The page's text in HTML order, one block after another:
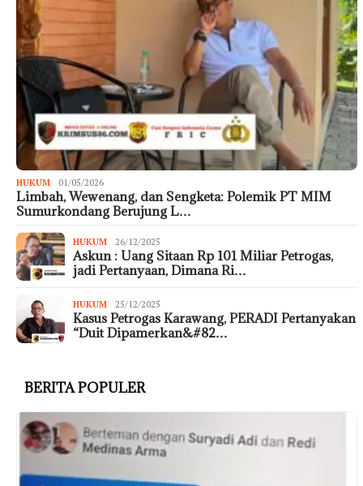
HUKUM 01/05/2026
Limbah, Wewenang, dan Sengketa: Polemik PT MIM
Sumurkondang Berujung L…
HUKUM 26/12/2025
Askun : Uang Sitaan Rp 101 Miliar Petrogas,
jadi Pertanyaan, Dimana Ri…
HUKUM 25/12/2025
Kasus Petrogas Karawang, PERADI Pertanyakan
“Duit Dipamerkan&#82…
BERITA POPULER